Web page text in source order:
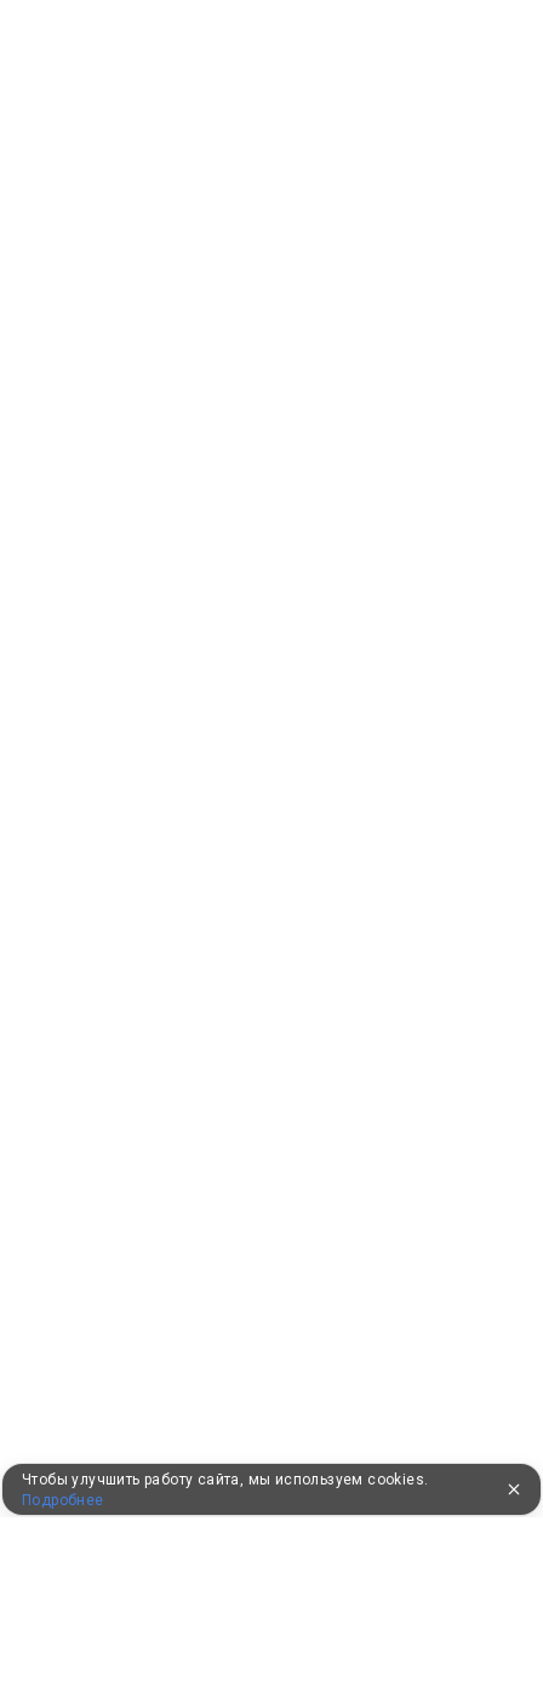
Чтобы улучшить работу сайта, мы используем cookies.
Подробнее